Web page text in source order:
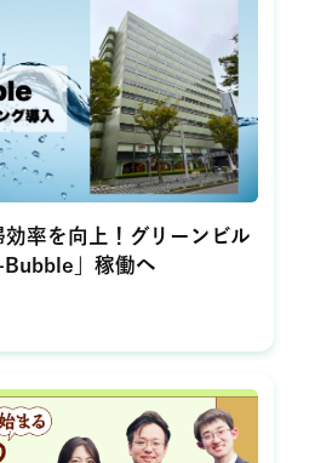
効率を向上！グリーンビル
Bubble」稼働へ